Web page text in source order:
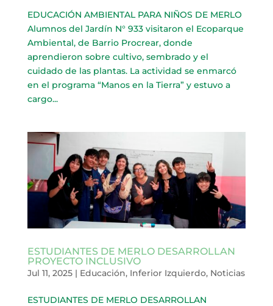
EDUCACIÓN AMBIENTAL PARA NIÑOS DE MERLO
Alumnos del Jardín N° 933 visitaron el Ecoparque
Ambiental, de Barrio Procrear, donde
aprendieron sobre cultivo, sembrado y el
cuidado de las plantas. La actividad se enmarcó
en el programa “Manos en la Tierra” y estuvo a
cargo...
ESTUDIANTES DE MERLO DESARROLLAN
PROYECTO INCLUSIVO
Jul 11, 2025| Educación, Inferior Izquierdo, Noticias
ESTUDIANTES DE MERLO DESARROLLAN